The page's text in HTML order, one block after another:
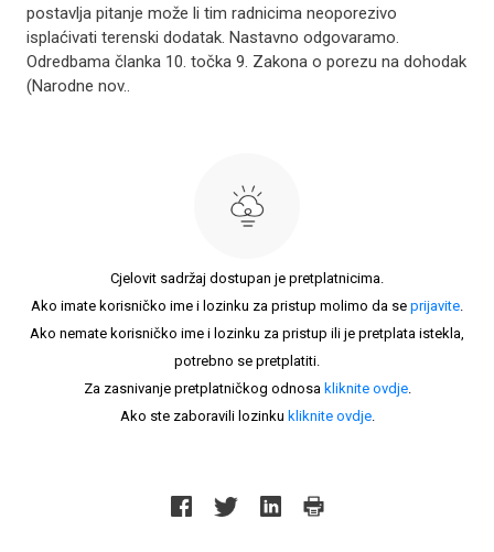
postavlja pitanje može li tim radnicima neoporezivo
isplaćivati terenski dodatak. Nastavno odgovaramo.
Odredbama članka 10. točka 9. Zakona o porezu na dohodak
(Narodne nov..
Cjelovit sadržaj dostupan je pretplatnicima.
Ako imate korisničko ime i lozinku za pristup molimo da se prijavite.
Ako nemate korisničko ime i lozinku za pristup ili je pretplata istekla,
potrebno se pretplatiti.
Za zasnivanje pretplatničkog odnosa kliknite ovdje.
Ako ste zaboravili lozinku kliknite ovdje.